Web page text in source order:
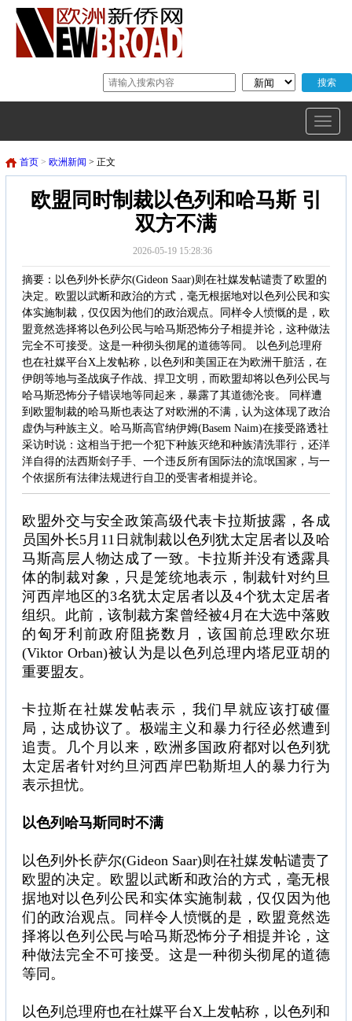
首页 > 欧洲新闻 > 正文
欧盟同时制裁以色列和哈马斯 引
双方不满
2026-05-19 15:28:36
摘要：以色列外长萨尔(Gideon Saar)则在社媒发帖谴责了欧盟的
决定。欧盟以武断和政治的方式，毫无根据地对以色列公民和实
体实施制裁，仅仅因为他们的政治观点。同样令人愤慨的是，欧
盟竟然选择将以色列公民与哈马斯恐怖分子相提并论，这种做法
完全不可接受。这是一种彻头彻尾的道德等同。 以色列总理府
也在社媒平台X上发帖称，以色列和美国正在为欧洲干脏活，在
伊朗等地与圣战疯子作战、捍卫文明，而欧盟却将以色列公民与
哈马斯恐怖分子错误地等同起来，暴露了其道德沦丧。 同样遭
到欧盟制裁的哈马斯也表达了对欧洲的不满，认为这体现了政治
虚伪与种族主义。哈马斯高官纳伊姆(Basem Naim)在接受路透社
采访时说：这相当于把一个犯下种族灭绝和种族清洗罪行，还洋
洋自得的法西斯刽子手、一个违反所有国际法的流氓国家，与一
个依据所有法律法规进行自卫的受害者相提并论。
欧盟外交与安全政策高级代表卡拉斯披露，各成
员国外长5月11日就制裁以色列犹太定居者以及哈
马斯高层人物达成了一致。卡拉斯并没有透露具
体的制裁对象，只是笼统地表示，制裁针对约旦
河西岸地区的3名犹太定居者以及4个犹太定居者
组织。此前，该制裁方案曾经被4月在大选中落败
的匈牙利前政府阻挠数月，该国前总理欧尔班
(Viktor Orban)被认为是以色列总理内塔尼亚胡的
重要盟友。
卡拉斯在社媒发帖表示，我们早就应该打破僵
局，达成协议了。极端主义和暴力行径必然遭到
追责。几个月以来，欧洲多国政府都对以色列犹
太定居者针对约旦河西岸巴勒斯坦人的暴力行为
表示担忧。
以色列哈马斯同时不满
以色列外长萨尔(Gideon Saar)则在社媒发帖谴责了
欧盟的决定。欧盟以武断和政治的方式，毫无根
据地对以色列公民和实体实施制裁，仅仅因为他
们的政治观点。同样令人愤慨的是，欧盟竟然选
择将以色列公民与哈马斯恐怖分子相提并论，这
种做法完全不可接受。这是一种彻头彻尾的道德
等同。
以色列总理府也在社媒平台X上发帖称，以色列和